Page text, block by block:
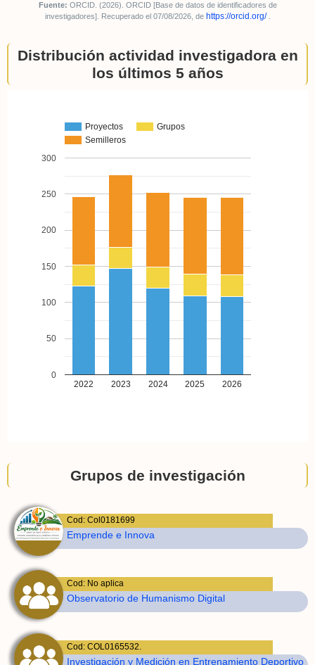
Fuente: ORCID. (2026). ORCID [Base de datos de identificadores de
investigadores]. Recuperado el 07/08/2026, de https://orcid.org/
Distribución actividad investigadora en
los últimos 5 años
Proyectos
Grupos
Semilleros
2022 2023 2024 2025 2026
0
50
100
150
200
250
300
Grupos de investigación
Cod: Col0181699
Emprende e Innova
Cod: No aplica
Observatorio de Humanismo Digital
Cod: COL0165532.
Investigación y Medición en Entrenamiento Deportivo